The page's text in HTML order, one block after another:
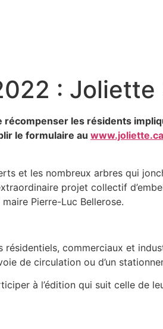
:
les résidents
le formulaire au www.joliette.ca
et les nombreux arbres qui
projet collectif
Pierre-Luc Bellerose.
commerciaux et
de circulation ou d’un
à l’édition qui suit celle de